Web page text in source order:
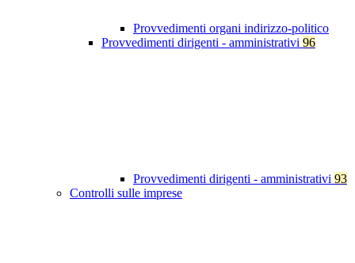
Provvedimenti organi indirizzo-politico
Provvedimenti dirigenti - amministrativi 96
Provvedimenti dirigenti - amministrativi 93
Controlli sulle imprese